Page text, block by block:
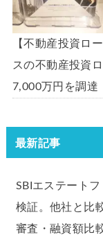
【不動産投資ロ
スの不動産投資
7,000万円を調達
最新記事
SBIエステート
検証。他社と比
審査・融資額比